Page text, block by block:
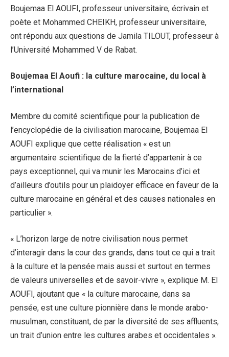
Boujemaa El AOUFI, professeur universitaire, écrivain et
poète et Mohammed CHEIKH, professeur universitaire,
ont répondu aux questions de Jamila TILOUT, professeur à
l’Université Mohammed V de Rabat.
Boujemaa El Aoufi : la culture marocaine, du local à
l’international
Membre du comité scientifique pour la publication de
l’encyclopédie de la civilisation marocaine, Boujemaa El
AOUFI explique que cette réalisation « est un
argumentaire scientifique de la fierté d’appartenir à ce
pays exceptionnel, qui va munir les Marocains d’ici et
d’ailleurs d’outils pour un plaidoyer efficace en faveur de la
culture marocaine en général et des causes nationales en
particulier ».
« L’horizon large de notre civilisation nous permet
d’interagir dans la cour des grands, dans tout ce qui a trait
à la culture et la pensée mais aussi et surtout en termes
de valeurs universelles et de savoir-vivre », explique M. El
AOUFI, ajoutant que « la culture marocaine, dans sa
pensée, est une culture pionnière dans le monde arabo-
musulman, constituant, de par la diversité de ses affluents,
un trait d’union entre les cultures arabes et occidentales ».